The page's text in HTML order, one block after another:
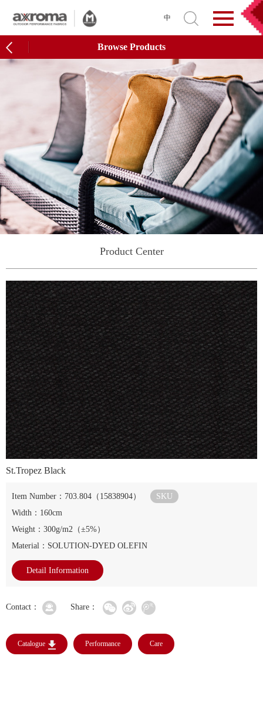
中
Browse Products
Product Center
St.Tropez Black
Item Number：703.804（15838904）
SKU
Width：160cm
Weight：300g/m2（±5%）
Material：SOLUTION-DYED OLEFIN
Detail Information
Contact： Share：
Catalogue Performance Care